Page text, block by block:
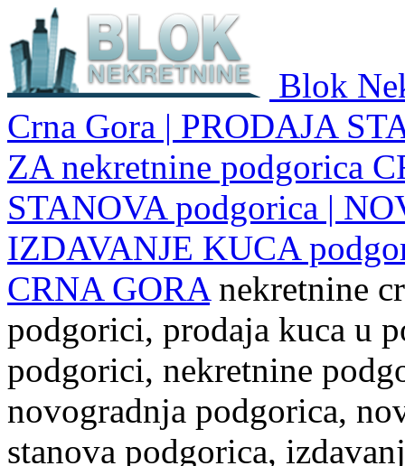
Blok
Crna Gora | PRODAJA
ZA nekretnine podgorica
STANOVA podgorica |
IZDAVANJE KUCA
CRNA GORA nekretnine
podgorici, prodaja kuca u
podgorici, nekretnine
novogradnja podgorica,
stanova podgorica,